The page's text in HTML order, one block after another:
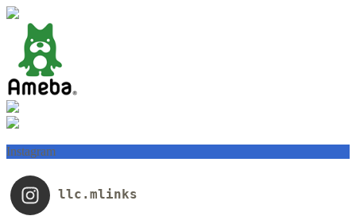
Instagram
llc.mlinks